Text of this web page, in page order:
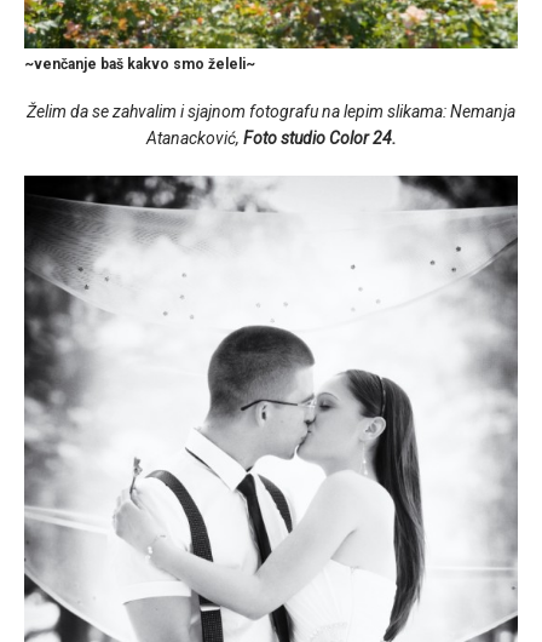
~venčanje baš kakvo smo želeli~
Želim da se zahvalim i sjajnom fotografu na lepim slikama: Nemanja
Atanacković, Foto studio Color 24.